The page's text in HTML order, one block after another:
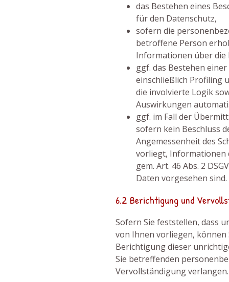
das Bestehen eines
für den Datenschutz,
sofern die
betroffene Person
Informationen über
ggf. das Bestehen
einschließlich Profiling
die involvierte Logik
Auswirkungen
ggf. im Fall der
sofern kein Beschluss
Angemessenheit des
vorliegt, Informationen
gem. Art. 46 Abs. 2
Daten vorgesehen sind.
6.2 Berichtigung und
Sofern Sie feststellen, dass
von Ihnen vorliegen, können
Berichtigung dieser
Sie betreffenden
Vervollständigung verlangen.